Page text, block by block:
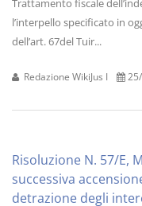
Trattamento fiscale
l’interpello specificato in
dell’art. 67del Tuir...
Redazione WikiJus I
Risoluzione N. 57/E,
successiva
detrazione degli